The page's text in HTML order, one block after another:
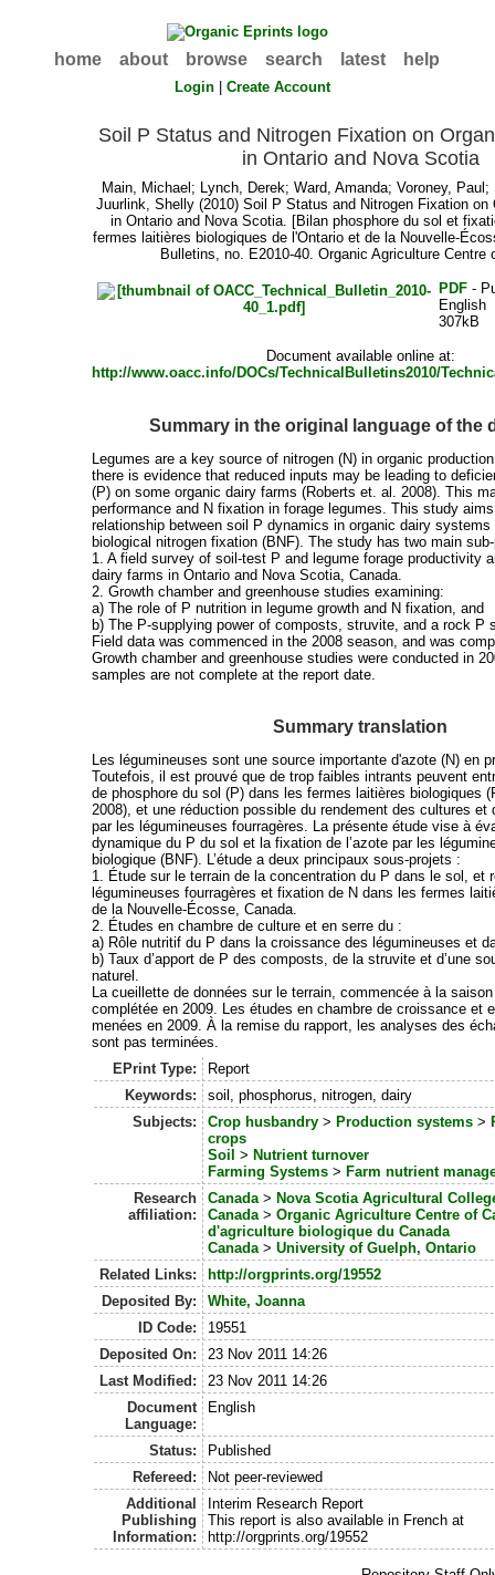
home about browse search latest help
Login |Create Account
Soil P Status and Nitrogen Fixation on
in Ontario and Nova Scotia
Main, Michael ; Lynch, Derek;Ward, Amanda;Voroney, Paul ;
Juurlink, Shelly(2010) Soil P Status and Nitrogen Fixation on
in Ontario and Nova Scotia. [Bilan phosphore du sol et
fermes laitières biologiques de l'Ontario et de la Nouvelle-
Bulletins, no. E2010-40. Organic Agriculture Centre
PDF -
English
307kB
Document available online at:
http://www.oacc.info/DOCs/TechnicalBulletins2010/
Summary in the original language of the
Legumes are a key source of nitrogen (N) in organic
there is evidence that reduced inputs may be leading to
(P) on some organic dairy farms (Roberts et. al. 2008). This
performance and N fixation in forage legumes. This study
relationship between soil P dynamics in organic dairy systems
biological nitrogen fixation (BNF). The study has two main
1. A field survey of soil-test P and legume forage productivity
dairy farms in Ontario and Nova Scotia, Canada.
2. Growth chamber and greenhouse studies examining:
a) The role of P nutrition in legume growth and N fixation, and
b) The P-supplying power of composts, struvite, and a rock P
Field data was commenced in the 2008 season, and was
Growth chamber and greenhouse studies were conducted in
samples are not complete at the report date.
Summary translation
Les légumineuses sont une source importante d'azote (N) en
Toutefois, il est prouvé que de trop faibles intrants peuvent
de phosphore du sol (P) dans les fermes laitières biologiques
2008), et une réduction possible du rendement des cultures et
par les légumineuses fourragères. La présente étude vise à
dynamique du P du sol et la fixation de l’azote par les
biologique (BNF). L’étude a deux principaux sous-projets :
1. Étude sur le terrain de la concentration du P dans le sol, et
légumineuses fourragères et fixation de N dans les fermes
de la Nouvelle-Écosse, Canada.
2. Études en chambre de culture et en serre du :
a) Rôle nutritif du P dans la croissance des légumineuses et
b) Taux d’apport de P des composts, de la struvite et d’une
naturel.
La cueillette de données sur le terrain, commencée à la
complétée en 2009. Les études en chambre de croissance et
menées en 2009. À la remise du rapport, les analyses des
sont pas terminées.
EPrint Type:
Report
Keywords:
soil, phosphorus, nitrogen, dairy
Subjects:
Crop husbandry> Production systems>
crops
Soil > Nutrient turnover
Farming Systems> Farm nutrient
Research
affiliation:
Canada> Nova Scotia Agricultural
Canada> Organic Agriculture Centre of
d'agriculture biologique du Canada
Canada> University of Guelph, Ontario
Related Links:
http://orgprints.org/19552
Deposited By:
White, Joanna
ID Code:
19551
Deposited On:
23 Nov 2011 14:26
Last Modified:
23 Nov 2011 14:26
Document
Language:
English
Status:
Published
Refereed:
Not peer-reviewed
Additional
Publishing
Information:
Interim Research Report
This report is also available in French at
http://orgprints.org/19552